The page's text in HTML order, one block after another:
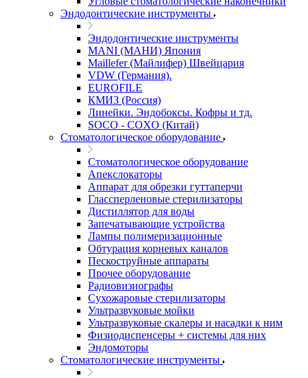
Эндодонтические инструменты
Эндодонтические инструменты
MANI (МАНИ) Япония
Maillefer (Майлифер) Швейцария
VDW (Германия).
EUROFILE
КМИЗ (Россия)
Линейки. Эндобоксы. Кофры и тд.
SOCO - COXO (Китай)
Стоматологическое оборудование
Стоматологическое оборудование
Апекслокаторы
Аппарат для обрезки гуттаперчи
Глассперленовые стерилизаторы
Дистиллятор для воды
Запечатывающие устройства
Лампы полимеризационные
Обтурация корневых каналов
Пескоструйные аппараты
Прочее оборудование
Радиовизиографы
Сухожаровые стерилизаторы
Ультразвуковые мойки
Ультразвуковые скалеры и насадки к ним
Физиодиспенсеры + системы для них
Эндомоторы
Стоматологические инструменты